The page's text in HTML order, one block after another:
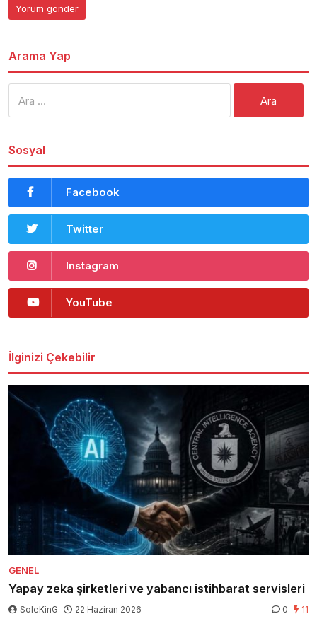
Arama Yap
Sosyal
Facebook
Twitter
Instagram
YouTube
İlginizi Çekebilir
GENEL
Yapay zeka şirketleri ve yabancı istihbarat servisleri
SoleKinG 22 Haziran 2026 0 11